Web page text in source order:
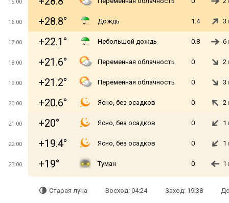
15:00
16:00 +28.8° Дождь 1.4 3
17:00 +22.1° Небольшой дождь 0.8 6
18:00 +21.6° Переменная облачность 0 2
19:00 +21.2° Переменная облачность 0 3
20:00 +20.6° Ясно, без осадков 0 2
21:00 +20° Ясно, без осадков 0 1
22:00 +19.4° Ясно, без осадков 0 1
23:00 +19° Туман 0 1
Старая луна Восход: 04:24 Заход: 19:38